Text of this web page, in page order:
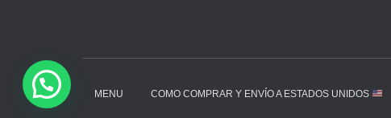
MENU COMO COMPRAR Y ENVÍO A ESTADOS UNIDOS